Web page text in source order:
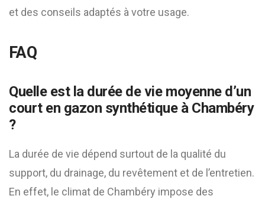
et des conseils adaptés à votre usage.
FAQ
Quelle est la durée de vie moyenne d’un
court en gazon synthétique à Chambéry
?
La durée de vie dépend surtout de la qualité du
support, du drainage, du revêtement et de l’entretien.
En effet, le climat de Chambéry impose des